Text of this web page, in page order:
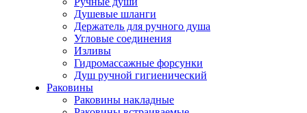
Душевые шланги
Держатель для ручного душа
Угловые соединения
Изливы
Гидромассажные форсунки
Душ ручной гигиенический
Раковины
Раковины накладные